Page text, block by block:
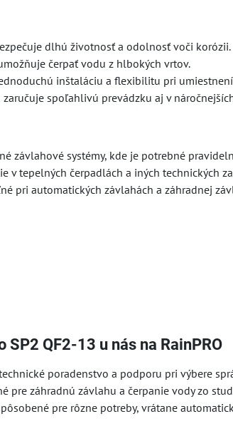
dlhú životnosť a odolnosť voči korózii.
čerpať vodu z hlbokých vrtov.
inštaláciu a flexibilitu pri
spoľahlivú prevádzku aj v
závlahové systémy, kde je potrebné
v tepelných čerpadlách a iných technických
pri automatických závlahách a záhradnej
QF2-13 u nás na RainPRO
poradenstvo a podporu pri výbere
pre záhradnú závlahu a čerpanie vody zo
pre rôzne potreby, vrátane